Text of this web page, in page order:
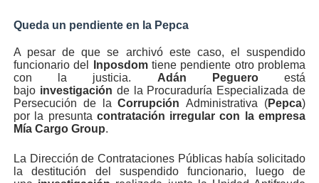
Queda un pendiente en la Pepca
A pesar de que se archivó este caso, el suspendido
funcionario del
Inposdomtiene pendiente otro problema
con la justicia. Adán Pegueroestá
bajo investigación de la Procuraduría Especializada de
Persecución de laCorrupción Administrativa (Pepca)
por la presunta contratación irregular con la empresa
Mía Cargo Group.
La Dirección de Contrataciones Públicas había solicitado
la destitución del suspendido funcionario, luego de